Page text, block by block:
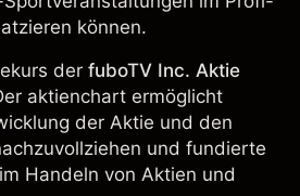
können.
der fuboTV Inc. Aktie
aktienchart ermöglicht
der Aktie und den
und fundierte
Handeln von Aktien und